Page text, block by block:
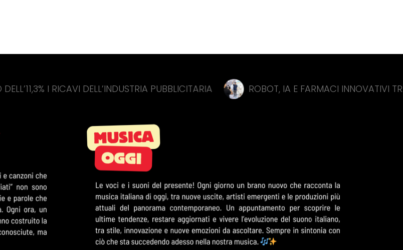
RICAVI DELL’INDUSTRIA PUBBLICITARIA ROBOT, IA E FARMACI INNOVATIVI TRAINANO